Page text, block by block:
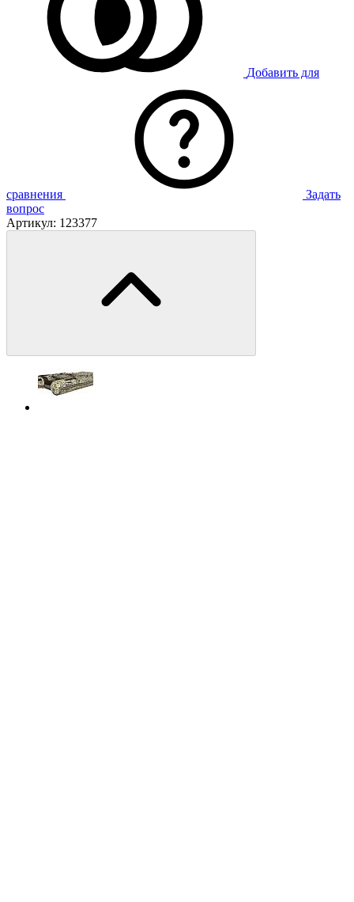
Добавить для
сравнения
Задать
вопрос
Артикул: 123377